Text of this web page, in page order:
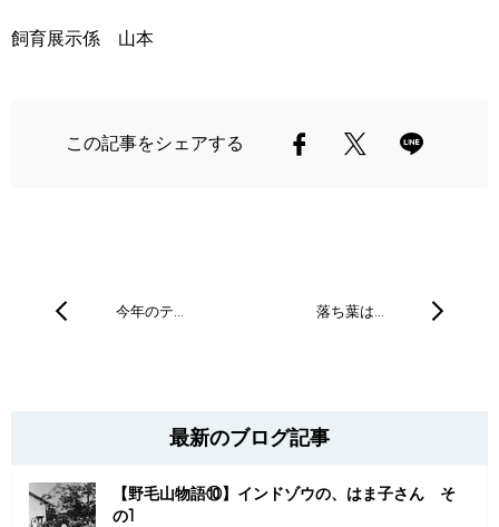
飼育展示係 山本
この記事をシェアする
今年のテ… 落ち葉は…
最新のブログ記事
【野毛山物語⑩】インドゾウの、はま子さん そ
の1